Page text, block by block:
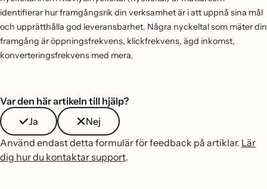
identifierar hur framgångsrik din verksamhet är i att uppnå sina mål
och upprätthålla god leveransbarhet. Några nyckeltal som mäter din
framgång är öppningsfrekvens, klickfrekvens, ägd inkomst,
konverteringsfrekvens med mera.
Var den här artikeln till hjälp?
Ja
Nej
Använd endast detta formulär för feedback på artiklar. Lär
dig hur du kontaktar support.